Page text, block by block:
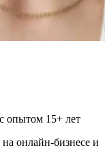
опытом 15+ лет
онлайн-бизнесе и